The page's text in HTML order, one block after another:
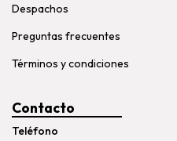
Despachos
Preguntas frecuentes
Términos y condiciones
Contacto
Teléfono